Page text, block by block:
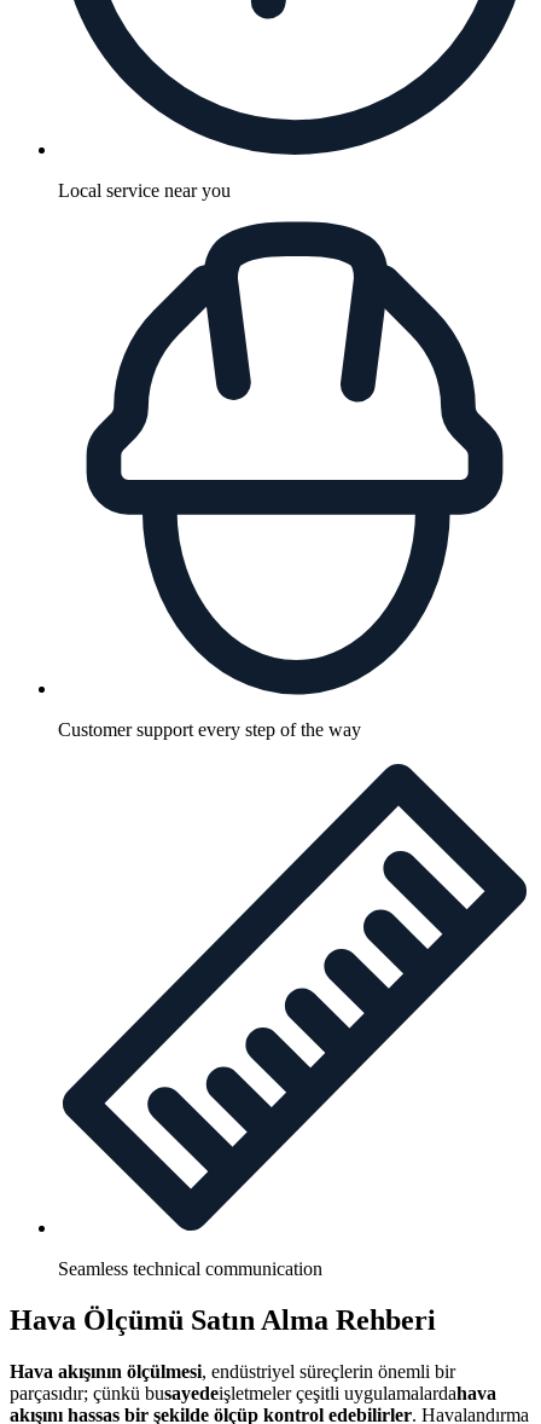
Local service near you
Customer support every step of the way
Seamless technical communication
Hava Ölçümü Satın Alma Rehberi
Hava akışının ölçülmesi, endüstriyel süreçlerin önemli bir
parçasıdır; çünkü busayedeişletmeler çeşitli uygulamalardahava
akışını hassas bir şekilde ölçüp kontrol edebilirler. Havalandırma